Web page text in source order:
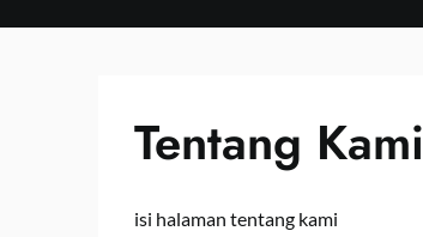
Tentang Kami
isi halaman tentang kami